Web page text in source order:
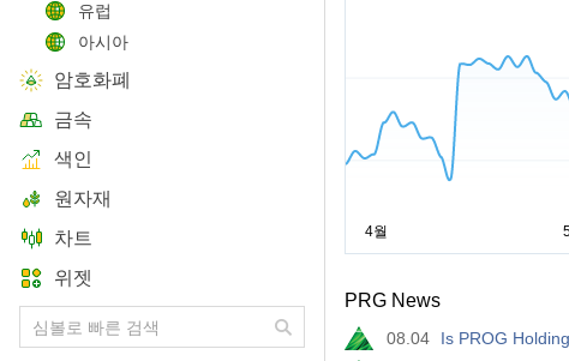
유럽
아시아
암호화폐
금속
색인
원자재
차트
위젯
PRG News
08.04
Is PROG